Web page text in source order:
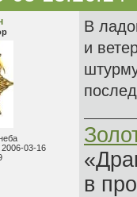
2006-03-16
В
и
в